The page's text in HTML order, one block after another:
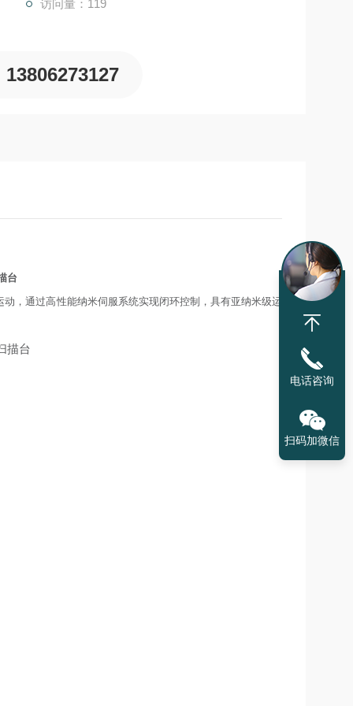
访问量：119
13806273127
台
，通过高性能纳米伺服系统实现闭环控制，具有亚纳米级运
电话咨询
扫码加微信